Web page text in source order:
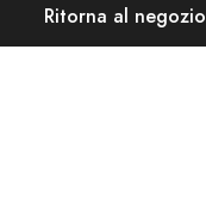
Ritorna al negozio